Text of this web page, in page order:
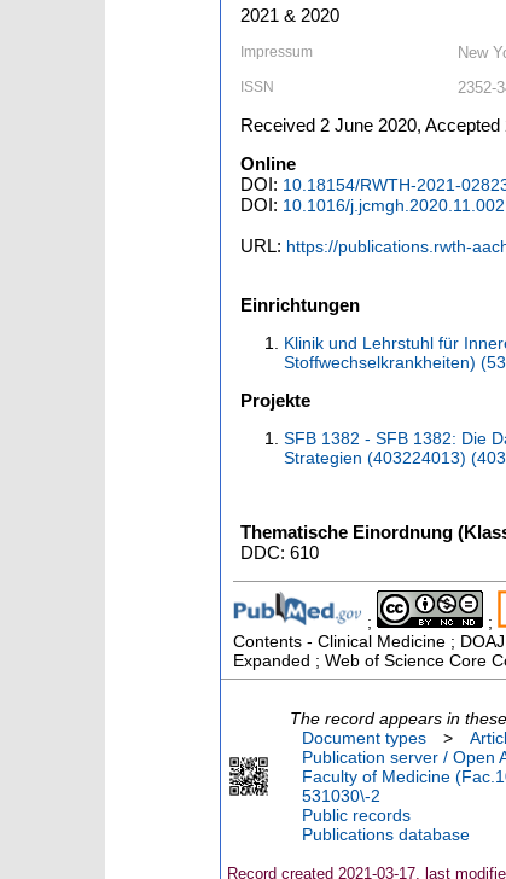
2021 & 2020
Impressum New
ISSN 2352-
Received 2 June 2020,
Online
DOI: 10.18154/RWTH-2021-
DOI: 10.1016/j.jcmgh.2020.11.002
URL: https://publications.rwth-
Einrichtungen
Klinik und Lehrstuhl für
Stoffwechselkrankheiten)
Projekte
SFB 1382 - SFB 1382: Die
Strategien (403224013)
Thematische Einordnung
DDC: 610
; ;
Contents - Clinical Medicine ;
Expanded ; Web of Science Core
The record appears in
Document types
>
Publication server / Open
Faculty of Medicine
531030\-2
Public records
Publications database
Record created 2021-03-17, last